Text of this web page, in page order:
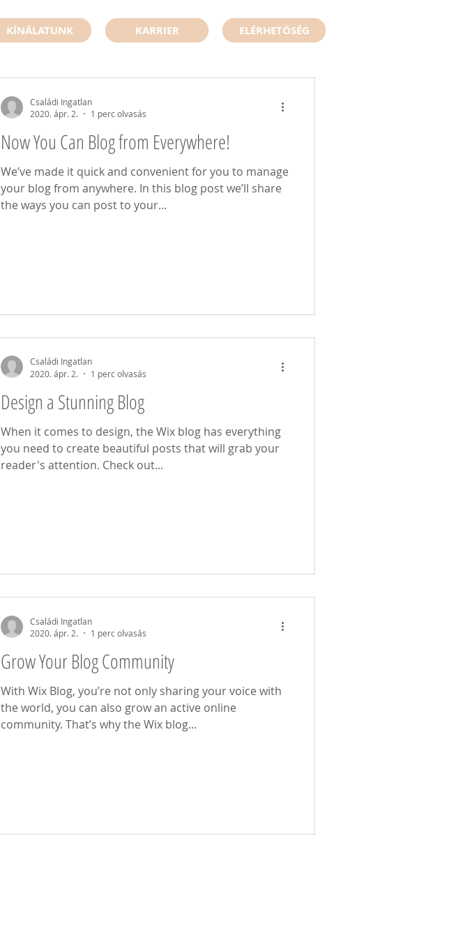
KÍNÁLATUNK KARRIER ELÉRHETŐSÉG
Now You Can Blog from Everywhere!
We’ve made it quick and convenient for you to manage
your blog from anywhere. In this blog post we’ll share
the ways you can post to your...
Családi Ingatlan
2020. ápr. 2.
1 perc olvasás
Design a Stunning Blog
When it comes to design, the Wix blog has everything
you need to create beautiful posts that will grab your
reader's attention. Check out...
Családi Ingatlan
2020. ápr. 2.
1 perc olvasás
Grow Your Blog Community
With Wix Blog, you’re not only sharing your voice with
the world, you can also grow an active online
community. That’s why the Wix blog...
Családi Ingatlan
2020. ápr. 2.
1 perc olvasás